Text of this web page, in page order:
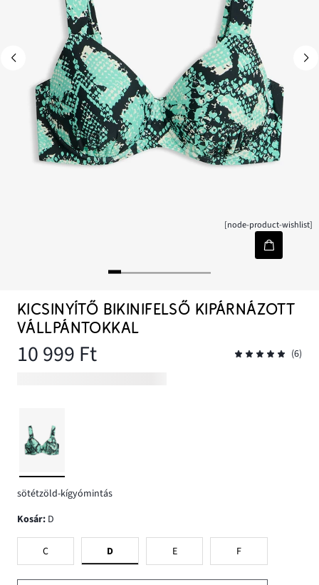
[node-product-wishlist]
KICSINYÍTŐ BIKINIFELSŐ KIPÁRNÁZOTT
VÁLLPÁNTOKKAL
10 999 Ft (6)
sötétzöld-kígyómintás
Kosár: D
C D E F